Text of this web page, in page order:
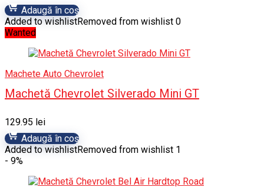
Adaugă în coș
Added to wishlistRemoved from wishlist 0
Wanted
Machete Auto Chevrolet
Machetă Chevrolet Silverado Mini GT
129.95 lei
Adaugă în coș
Added to wishlistRemoved from wishlist 1
- 9%